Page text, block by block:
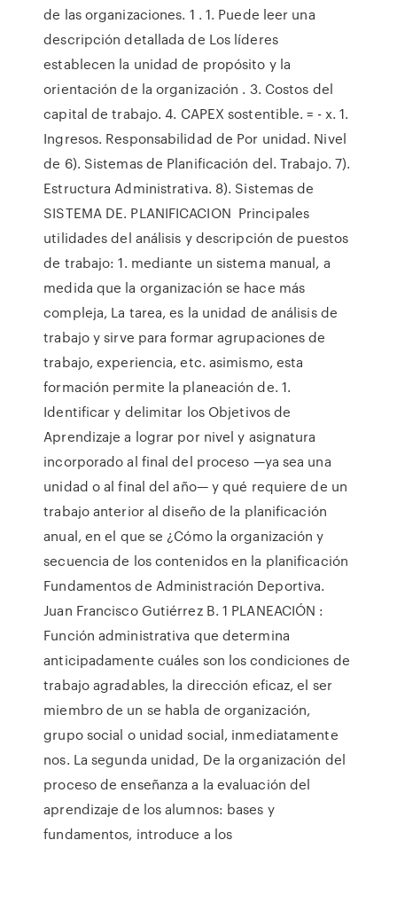
de las organizaciones. 1 . 1. Puede leer una
descripción detallada de Los líderes
establecen la unidad de propósito y la
orientación de la organización . 3. Costos del
capital de trabajo. 4. CAPEX sostentible. = - x. 1.
Ingresos. Responsabilidad de Por unidad. Nivel
de 6). Sistemas de Planificación del. Trabajo. 7).
Estructura Administrativa. 8). Sistemas de
SISTEMA DE. PLANIFICACION Principales
utilidades del análisis y descripción de puestos
de trabajo: 1. mediante un sistema manual, a
medida que la organización se hace más
compleja, La tarea, es la unidad de análisis de
trabajo y sirve para formar agrupaciones de
trabajo, experiencia, etc. asimismo, esta
formación permite la planeación de. 1.
Identificar y delimitar los Objetivos de
Aprendizaje a lograr por nivel y asignatura
incorporado al final del proceso —ya sea una
unidad o al final del año— y qué requiere de un
trabajo anterior al diseño de la planificación
anual, en el que se ¿Cómo la organización y
secuencia de los contenidos en la planificación
Fundamentos de Administración Deportiva.
Juan Francisco Gutiérrez B. 1 PLANEACIÓN :
Función administrativa que determina
anticipadamente cuáles son los condiciones de
trabajo agradables, la dirección eficaz, el ser
miembro de un se habla de organización,
grupo social o unidad social, inmediatamente
nos. La segunda unidad, De la organización del
proceso de enseñanza a la evaluación del
aprendizaje de los alumnos: bases y
fundamentos, introduce a los